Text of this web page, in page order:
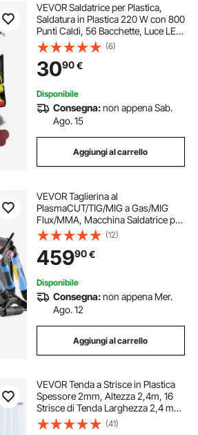
VEVOR Saldatrice per Plastica,
Saldatura in Plastica 220 W con 800
Punti Caldi, 56 Bacchette, Luce LED,
per Paraurti in Plastica per Auto per
Kayak, Giocattoli, Riparazione di
Crepe in Plastica
(6)
3090€
Disponibile
Consegna:non appena Sab.
Ago. 15
Aggiungi al carrello
VEVOR Taglierina al
PlasmaCUT/TIG/MIG a Gas/MIG
Flux/MMA, Macchina Saldatrice per
Taglio al Plasma Senza Contatto da
50 A Saldatrice Sinergica da 200 A,
Compatibile con Pistola a Bobina
(12)
45990€
Disponibile
Consegna:non appena Mer.
Ago. 12
Aggiungi al carrello
VEVOR Tenda a Strisce in Plastica
Spessore 2mm, Altezza 2,4m, 16
Strisce di Tenda Larghezza 2,4 m
per Isolamento per Congelatori
Magazzini Garage, Tenda in
(41)